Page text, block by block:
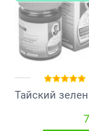
Тайский